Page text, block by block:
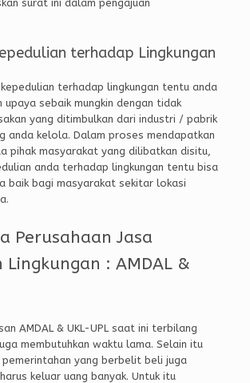
surat ini dalam pengajuan
terhadap Lingkungan
terhadap lingkungan tentu anda
upaya sebaik mungkin dengan tidak
yang ditimbulkan dari industri / pabrik
anda kelola. Dalam proses mendapatkan
pihak masyarakat yang dilibatkan disitu,
anda terhadap lingkungan tentu bisa
baik bagi masyarakat sekitar lokasi
Perusahaan Jasa
Lingkungan : AMDAL &
AMDAL & UKL-UPL saat ini terbilang
membutuhkan waktu lama. Selain itu
pemerintahan yang berbelit beli juga
keluar uang banyak. Untuk itu